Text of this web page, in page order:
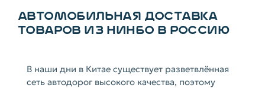
АВТОМОБИЛЬНАЯ ДОСТАВКА
ТОВАРОВ ИЗ НИНБО В РОССИЮ
В наши дни в Китае существует разветвлённая
сеть автодорог высокого качества, поэтому